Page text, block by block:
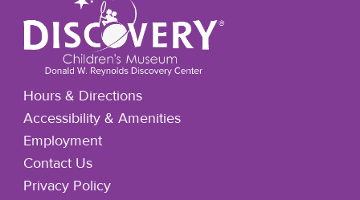
Hours & Directions
Accessibility & Amenities
Employment
Contact Us
Privacy Policy